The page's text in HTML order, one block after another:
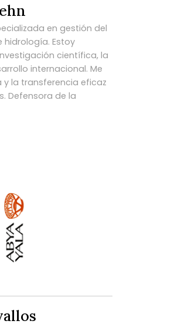
en gestión del
hidrología. Estoy
científica, la
internacional. Me
y la transferencia eficaz
Defensora de la